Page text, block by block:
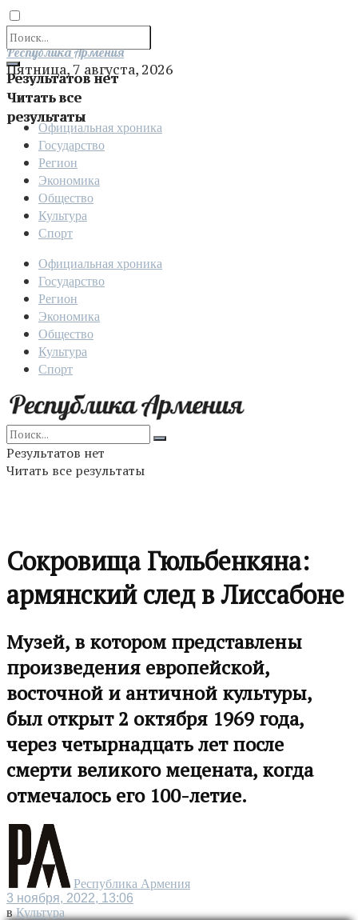
Результатов нет
Читать все
результаты
Отправить
Республика Армения
Пятница, 7 августа, 2026
Официальная хроника
Государство
Регион
Экономика
Общество
Культура
Спорт
Официальная хроника
Государство
Регион
Экономика
Общество
Культура
Спорт
Результатов нет
Читать все результаты
Сокровища Гюльбенкяна:
армянский след в Лиссабоне
Музей, в котором представлены
произведения европейской,
восточной и античной культуры,
был открыт 2 октября 1969 года,
через четырнадцать лет после
смерти великого мецената, когда
отмечалось его 100-летие.
Республика Армения
3 ноября, 2022, 13:06
в Культура